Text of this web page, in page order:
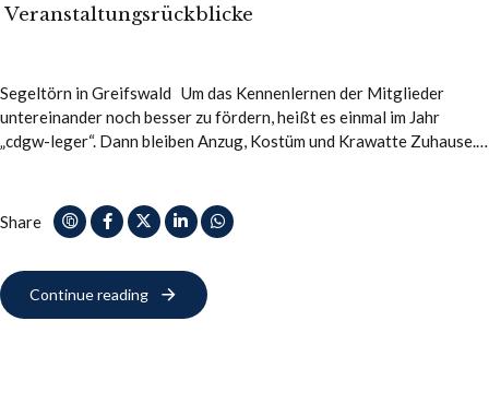
Veranstaltungsrückblicke
Segeltörn in Greifswald Um das Kennenlernen der Mitglieder
untereinander noch besser zu fördern, heißt es einmal im Jahr
„cdgw-leger“. Dann bleiben Anzug, Kostüm und Krawatte Zuhause.
Share
Continue reading